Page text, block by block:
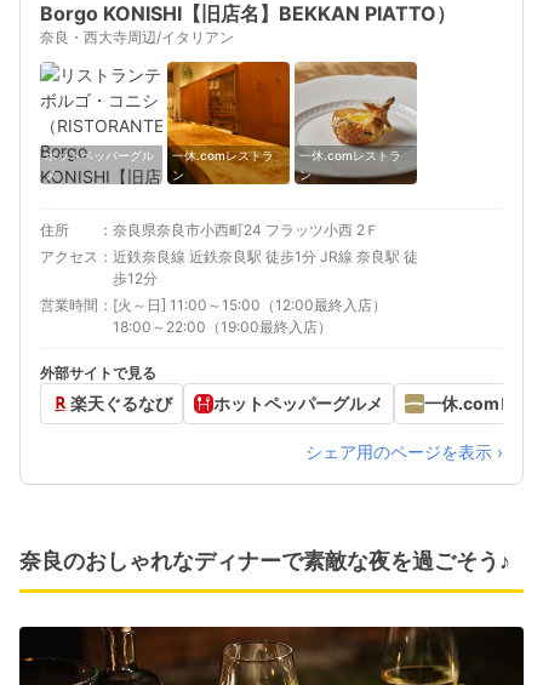
Borgo KONISHI【旧店名】BEKKAN PIATTO）
奈良・西大寺周辺/イタリアン
ホットペッパーグル
メ
一休.comレストラ
ン
一休.comレストラ
ン
住所
奈良県奈良市小西町24 フラッツ小西 2Ｆ
アクセス
近鉄奈良線 近鉄奈良駅 徒歩1分 JR線 奈良駅 徒
歩12分
営業時間
[火～日] 11:00～15:00（12:00最終入店）
18:00～22:00（19:00最終入店）
外部サイトで見る
楽天ぐるなび ホットペッパーグルメ 一休.comレス
シェア用のページを表示 ›
奈良のおしゃれなディナーで素敵な夜を過ごそう♪